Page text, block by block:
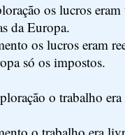
os lucros
da Europa.
os lucros eram
só os impostos.
o trabalho era